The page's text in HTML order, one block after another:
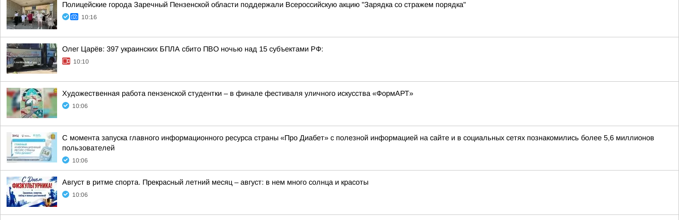
Полицейские города Заречный Пензенской области поддержали Всероссийскую акцию "Зарядка со стражем порядка"
10:16
Олег Царёв: 397 украинских БПЛА сбито ПВО ночью над 15 субъектами РФ:
10:10
Художественная работа пензенской студентки – в финале фестиваля уличного искусства «ФормАРТ»
10:06
С момента запуска главного информационного ресурса страны «Про Диабет» с полезной информацией на сайте и в социальных сетях познакомились более 5,6 миллионов
пользователей
10:06
Август в ритме спорта. Прекрасный летний месяц – август: в нем много солнца и красоты
10:06